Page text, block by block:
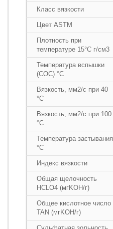
Класс вязкости
Цвет ASTM
Плотность при
температуре 15°C г/см3
Температура вспышки
(COC) °C
Вязкость, мм2/с при 40
°C
Вязкость, мм2/с при 100
°C
Температура застывания
°C
Индекс вязкости
Общая щелочность
HCLO4 (мгKOH/г)
Общее кислотное число
TAN (мгKOH/г)
Сульфатная зольность